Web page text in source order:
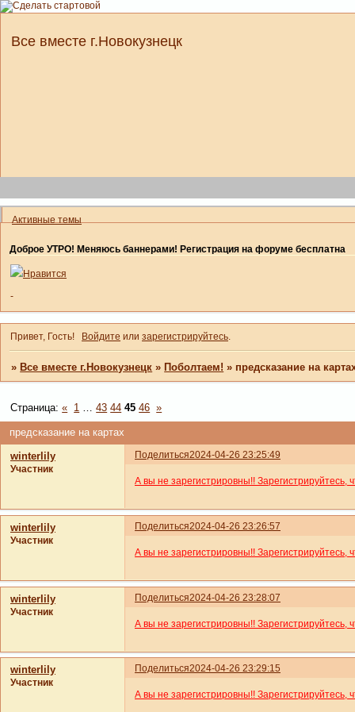
Все вместе г.Новокузнецк
Активные темы
Доброе УТРО! Меняюсь баннерами! Регистрация на форуме бесплатна
Нравится
-
Привет, Гость! Войдите или зарегистрируйтесь.
»Все вместе г.Новокузнецк »Поболтаем! » предсказание на
предсказание на картах
Страница:« 1 … 43 44 45 46 »
Поделиться2024-04-26 23:25:49
winterlily
Участник
А вы не зарегистрировны!! Зарегистрируйтесь,
Поделиться2024-04-26 23:26:57
winterlily
Участник
А вы не зарегистрировны!! Зарегистрируйтесь,
Поделиться2024-04-26 23:28:07
winterlily
Участник
А вы не зарегистрировны!! Зарегистрируйтесь,
Поделиться2024-04-26 23:29:15
winterlily
Участник
А вы не зарегистрировны!! Зарегистрируйтесь,